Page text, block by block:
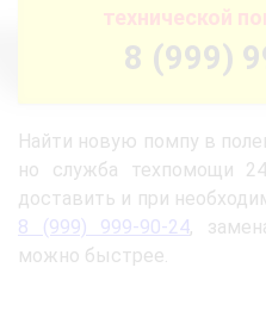
технической
8 (999)
Найти новую помпу в
но служба техпомощи
доставить и при
8 (999) 999-90-24,
можно быстрее.